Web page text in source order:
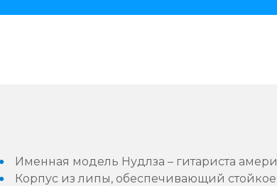
Именная модель Нудлза – гитариста
Корпус из липы, обеспечивающий стойкое